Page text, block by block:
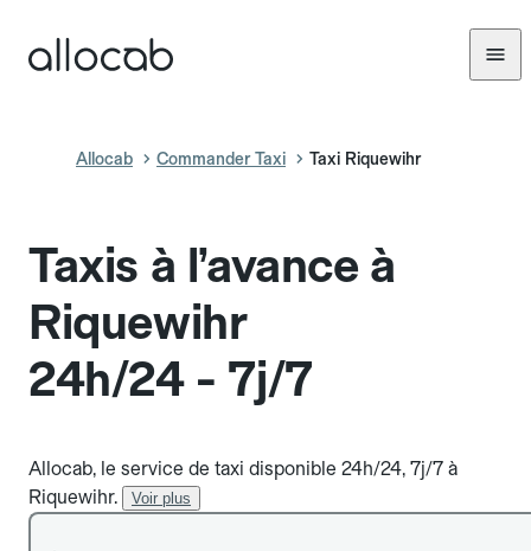
Allocab Commander Taxi Taxi Riquewihr
Taxis à l’avance à
Riquewihr
24h/24 - 7j/7
Allocab, le service de taxi disponible 24h/24, 7j/7 à
Riquewihr.
Voir plus